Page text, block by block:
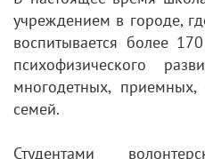
учреждением в городе,
воспитывается более
психофизического
многодетных,
семей.
Студентами